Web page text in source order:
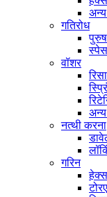
गतिरोध
पुरुष
वॉशर
नत्थी करना
गरिन